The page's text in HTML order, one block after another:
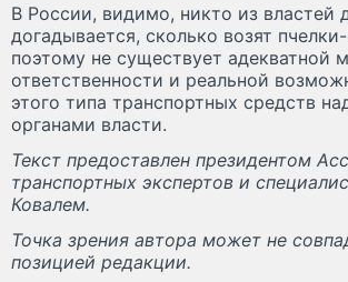
В России, видимо, никто из властей
догадывается, сколько возят
поэтому не существует адекватной
ответственности и реальной
этого типа транспортных средств
органами власти.
Текст предоставлен президентом
транспортных экспертов и
Ковалем.
Точка зрения автора может не
позицией редакции.